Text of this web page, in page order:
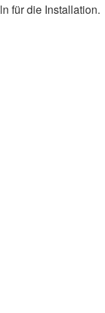
für die Installation.